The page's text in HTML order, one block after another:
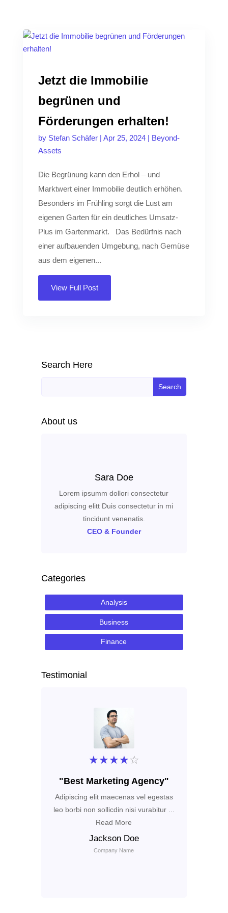
Jetzt die Immobilie
begrünen und
Förderungen erhalten!
by Stefan Schäfer| Apr 25, 2024| Beyond-
Assets
Die Begrünung kann den Erhol – und
Marktwert einer Immobilie deutlich erhöhen.
Besonders im Frühling sorgt die Lust am
eigenen Garten für ein deutliches Umsatz-
Plus im Gartenmarkt. Das Bedürfnis nach
einer aufbauenden Umgebung, nach Gemüse
aus dem eigenen...
View Full Post
Search Here
About us
Sara Doe
Lorem ipsumm dollori consectetur
adipiscing elitt Duis consectetur in mi
tincidunt venenatis.
CEO & Founder
Categories
Analysis
Business
Finance
Testimonial
★★★★☆
"Best Marketing Agency"
Adipiscing elit maecenas vel egestas
leo borbi non sollicdin nisi vurabitur ...
Read More
Jackson Doe
Company Name